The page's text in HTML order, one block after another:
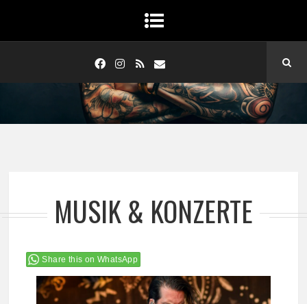
MUSIK & KONZERTE
Share this on WhatsApp